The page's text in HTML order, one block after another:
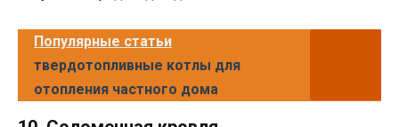
Популярные статьи
твердотопливные котлы для
отопления частного дома